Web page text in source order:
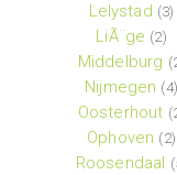
Lelystad (3)
LiÃ¨ge (2)
Middelburg
Nijmegen (4)
Oosterhout
Ophoven (2)
Roosendaal